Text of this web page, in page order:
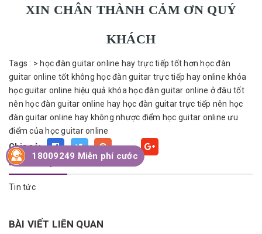
XIN CHÂN THÀNH CẢM ƠN QUÝ
KHÁCH
Tags : > học đàn guitar online hay trực tiếp tốt hơn học đàn
guitar online tốt không học đàn guitar trực tiếp hay online khóa
học guitar online hiệu quả khóa học đàn guitar online ở đâu tốt
nên học đàn guitar online hay học đàn guitar trực tiếp nên học
đàn guitar online hay không nhược điểm học guitar online ưu
điểm của học guitar online
Chia sẻ:
Fancy
DANH MỤC BÀI VIẾT
Tin tức
BÀI VIẾT LIÊN QUAN
18009249 Miễn phí cước